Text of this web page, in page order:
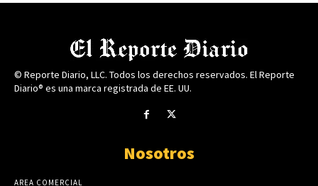
© Reporte Diario, LLC. Todos los derechos reservados. El Reporte
Diario® es una marca registrada de EE. UU.
Nosotros
AREA COMERCIAL